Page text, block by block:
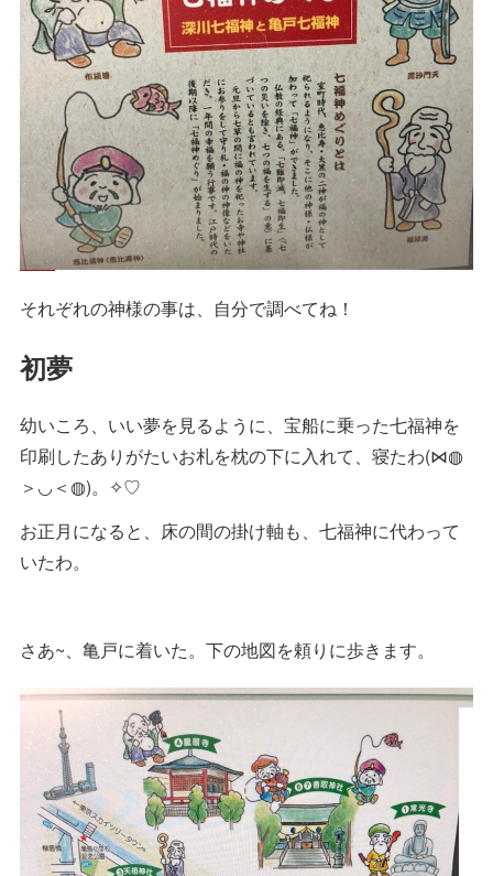
それぞれの神様の事は、自分で調べてね！
初夢
幼いころ、いい夢を見るように、宝船に乗った七福神を
印刷したありがたいお札を枕の下に入れて、寝たわ(⋈◍
＞◡＜◍)。✧♡
お正月になると、床の間の掛け軸も、七福神に代わって
いたわ。
さあ~、亀戸に着いた。下の地図を頼りに歩きます。